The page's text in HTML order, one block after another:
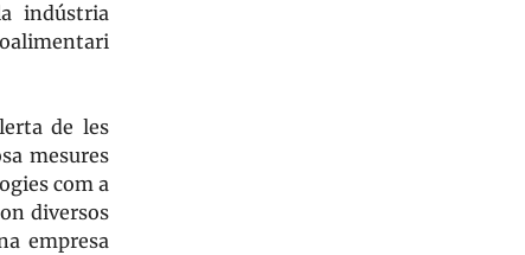
indústria
de les
mesures
com a
diversos
empresa